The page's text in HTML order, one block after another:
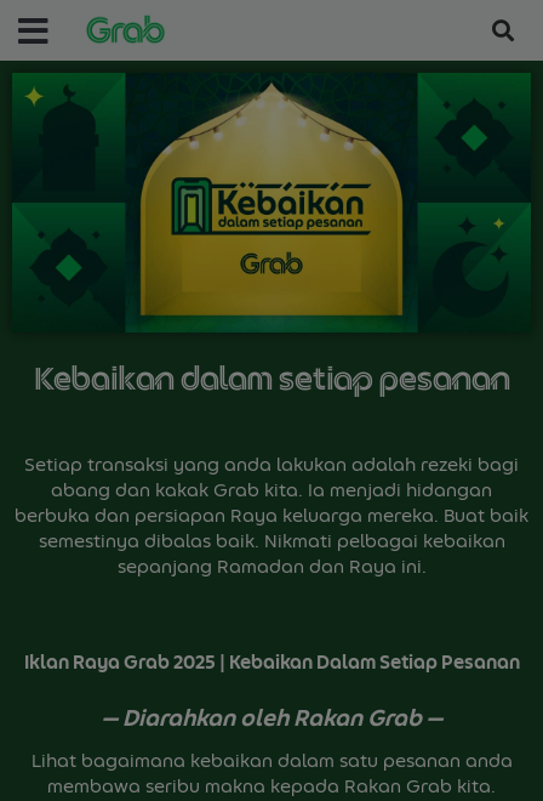
Kebaikan dalam setiap pesanan
Setiap transaksi yang anda lakukan adalah rezeki bagi
abang dan kakak Grab kita. Ia menjadi hidangan
berbuka dan persiapan Raya keluarga mereka. Buat baik
semestinya dibalas baik. Nikmati pelbagai kebaikan
sepanjang Ramadan dan Raya ini.
Iklan Raya Grab 2025 | Kebaikan Dalam Setiap Pesanan
— Diarahkan oleh Rakan Grab —
Lihat bagaimana kebaikan dalam satu pesanan anda
membawa seribu makna kepada Rakan Grab kita.